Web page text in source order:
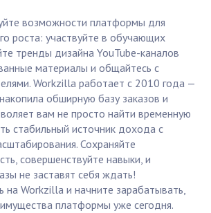
возможности платформы для
роста: участвуйте в обучающих
тренды дизайна YouTube-каналов
материалы и общайтесь с
Workzilla работает с 2010 года —
обширную базу заказов и
вам не просто найти временную
стабильный источник дохода с
Сохраняйте
совершенствуйте навыки, и
не заставят себя ждать!
на Workzilla и начните зарабатывать,
платформы уже сегодня.